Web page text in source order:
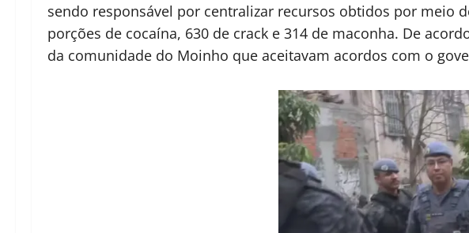
sendo responsável por centralizar recursos obtidos por meio
porções de cocaína, 630 de crack e 314 de maconha. De
da comunidade do Moinho que aceitavam acordos com o